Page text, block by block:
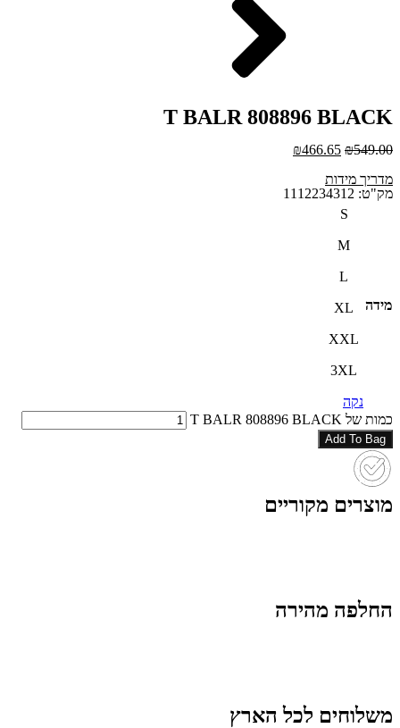
T BALR 808896 BLACK
₪549.00
₪466.65
מדריך מידות
מק"ט: 1112234312
מידה
S
M
L
XL
XXL
3XL
נקה
כמות של T BALR 808896 BLACK
Add To Bag
מוצרים מקוריים
החלפה מהירה
משלוחים לכל הארץ